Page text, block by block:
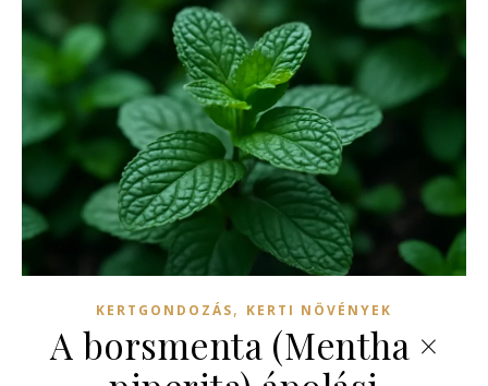
KERTGONDOZÁS, KERTI NÖVÉNYEK
A borsmenta (Mentha ×